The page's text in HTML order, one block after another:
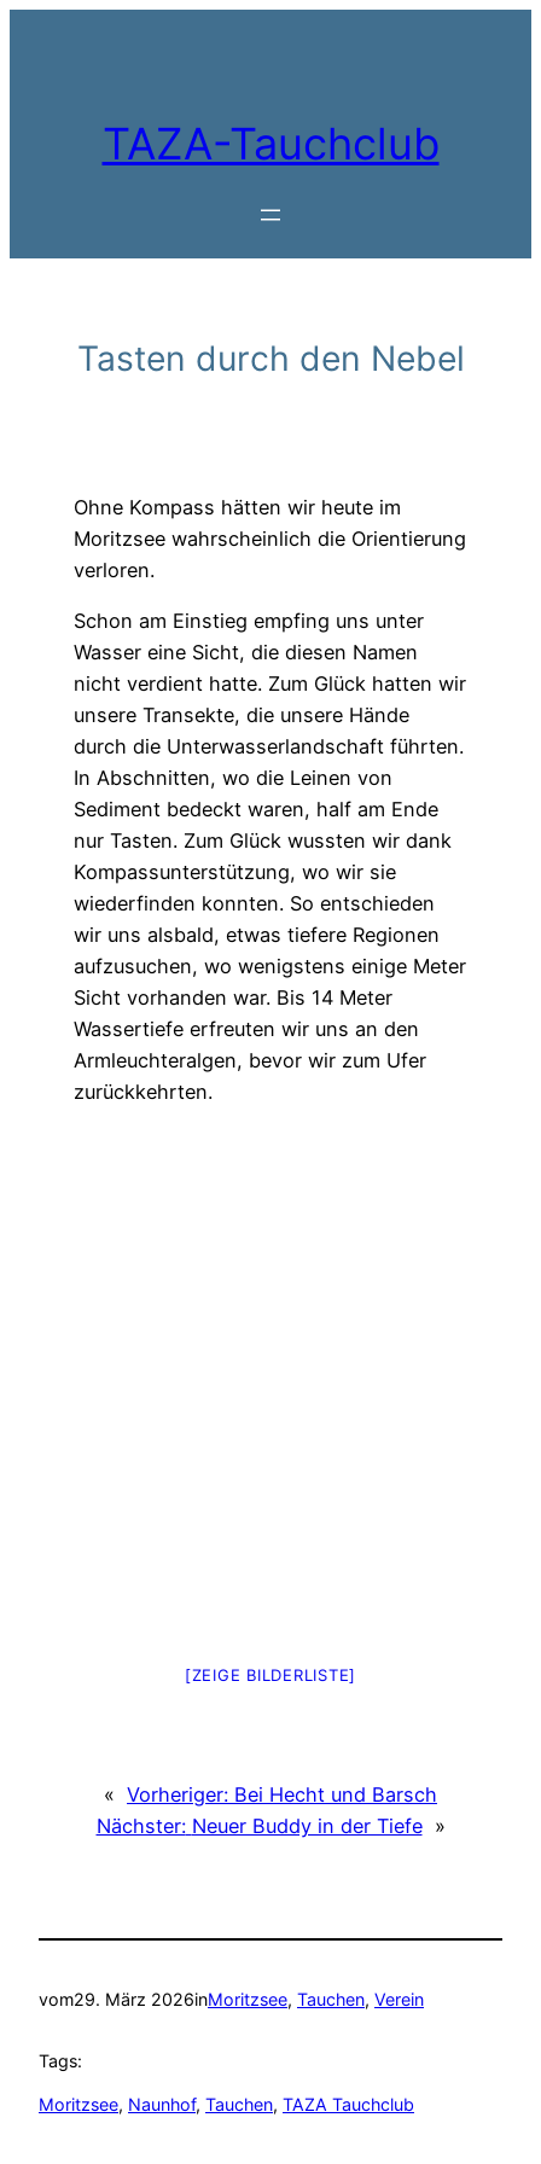
TAZA-Tauchclub
Tasten durch den Nebel
Ohne Kompass hätten wir heute im
Moritzsee wahrscheinlich die Orientierung
verloren.
Schon am Einstieg empfing uns unter
Wasser eine Sicht, die diesen Namen
nicht verdient hatte. Zum Glück hatten wir
unsere Transekte, die unsere Hände
durch die Unterwasserlandschaft führten.
In Abschnitten, wo die Leinen von
Sediment bedeckt waren, half am Ende
nur Tasten. Zum Glück wussten wir dank
Kompassunterstützung, wo wir sie
wiederfinden konnten. So entschieden
wir uns alsbald, etwas tiefere Regionen
aufzusuchen, wo wenigstens einige Meter
Sicht vorhanden war. Bis 14 Meter
Wassertiefe erfreuten wir uns an den
Armleuchteralgen, bevor wir zum Ufer
zurückkehrten.
[ZEIGE BILDERLISTE]
« Vorheriger: Bei Hecht und Barsch
Nächster: Neuer Buddy in der Tiefe »
vom29. März 2026inMoritzsee, Tauchen, Verein
Tags:
Moritzsee, Naunhof, Tauchen, TAZA Tauchclub